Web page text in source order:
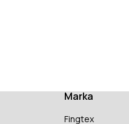
Marka
Fingtex